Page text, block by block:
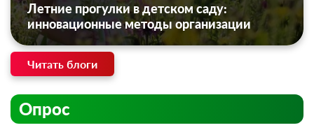
Летние прогулки в детском саду:
инновационные методы организации
Читать блоги
Опрос